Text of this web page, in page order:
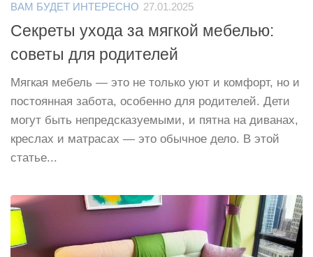
ВАМ БУДЕТ ИНТЕРЕСНО 27.01.2025
Секреты ухода за мягкой мебелью:
советы для родителей
Мягкая мебель — это не только уют и комфорт, но и
постоянная забота, особенно для родителей. Дети
могут быть непредсказуемыми, и пятна на диванах,
креслах и матрасах — это обычное дело. В этой
статье...